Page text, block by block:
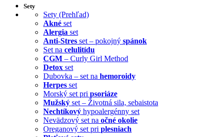
Sety
Sety (Prehľad)
Akné set
Alergia set
Anti-Stres set – pokojný spánok
Set na celulitídu
CGM – Curly Girl Method
Detox set
Dubovka – set na hemoroidy
Herpes set
Morský set pri psoriáze
Mužský set – Životná sila, sebaistota
Nechtíkový hypoalergénny set
Nevädzový set na očné okolie
Oreganový set pri plesniach